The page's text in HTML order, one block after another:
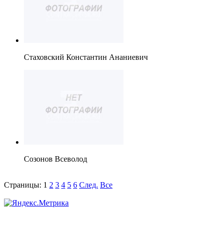
Стаховский Константин Ананиевич
Созонов Всеволод
Страницы: 1 2 3 4 5 6 След. Все